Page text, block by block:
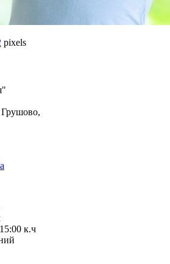
pixels
Грушово,
к.ч